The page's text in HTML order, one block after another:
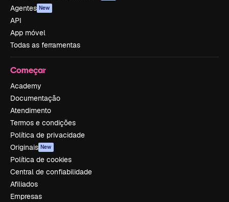
Agentes New
API
App móvel
Todas as ferramentas
Começar
Academy
Documentação
Atendimento
Termos e condições
Política de privacidade
Originais New
Política de cookies
Central de confiabilidade
Afiliados
Empresas